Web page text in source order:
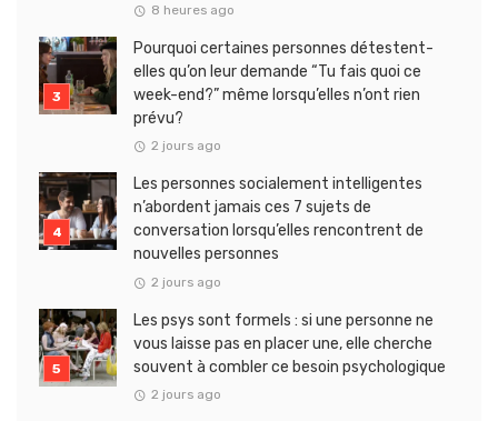
8 heures ago
Pourquoi certaines personnes détestent-
elles qu’on leur demande “Tu fais quoi ce
week-end?” même lorsqu’elles n’ont rien
prévu?
2 jours ago
Les personnes socialement intelligentes
n’abordent jamais ces 7 sujets de
conversation lorsqu’elles rencontrent de
nouvelles personnes
2 jours ago
Les psys sont formels : si une personne ne
vous laisse pas en placer une, elle cherche
souvent à combler ce besoin psychologique
2 jours ago